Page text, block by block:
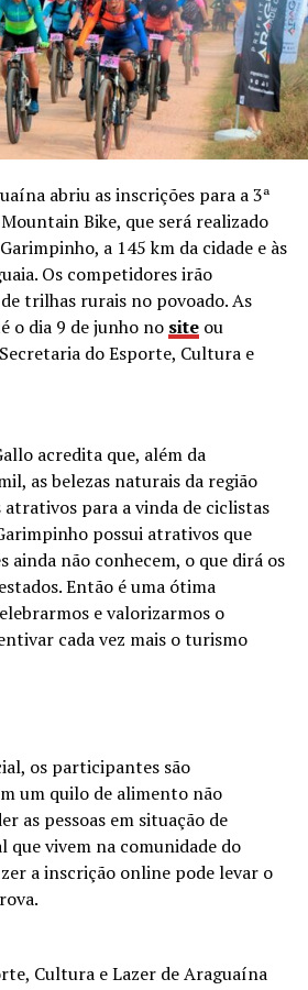
abriu as inscrições para a 3ª
Bike, que será realizado
a 145 km da cidade e às
Os competidores irão
trilhas rurais no povoado. As
o dia 9 de junho no site ou
do Esporte, Cultura e
acredita que, além da
as belezas naturais da região
para a vinda de ciclistas
possui atrativos que
ainda não conhecem, o que dirá os
Então é uma ótima
e valorizarmos o
cada vez mais o turismo
os participantes são
um quilo de alimento não
as pessoas em situação de
que vivem na comunidade do
a inscrição online pode levar o
Cultura e Lazer de Araguaína